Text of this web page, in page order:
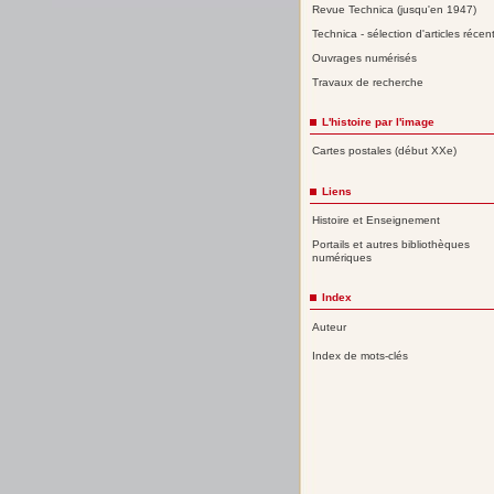
Revue Technica (jusqu'en 1947)
Technica - sélection d'articles
Ouvrages numérisés
Travaux de recherche
L'histoire par l'image
Cartes postales (début XXe)
Liens
Histoire et Enseignement
Portails et autres bibliothèques
numériques
Index
Auteur
Index de mots-clés